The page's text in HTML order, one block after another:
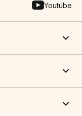
Youtube